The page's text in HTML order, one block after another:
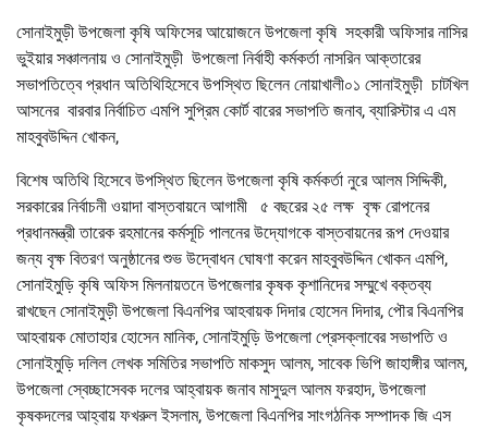
সোনাইমুড়ী উপজেলা কৃষি অফিসের আয়োজনে উপজেলা কৃষি সহকারী অফিসার নাসির
ভুইয়ার সঞ্চালনায় ও সোনাইমুড়ী উপজেলা নির্বাহী কর্মকর্তা নাসরিন আক্তারের
সভাপতিত্বে প্রধান অতিথিহিসেবে উপস্থিত ছিলেন নোয়াখালী০১ সোনাইমুড়ী চাটখিল
আসনের বারবার নির্বাচিত এমপি সুপ্রিম কোর্ট বারের সভাপতি জনাব, ব্যারিস্টার এ এম
মাহবুবউদ্দিন খোকন,
বিশেষ অতিথি হিসেবে উপস্থিত ছিলেন উপজেলা কৃষি কর্মকর্তা নুরে আলম সিদ্দিকী,
সরকারের নির্বাচনী ওয়াদা বাস্তবায়নে আগামী ৫ বছরের ২৫ লক্ষ বৃক্ষ রোপনের
প্রধানমন্ত্রী তারেক রহমানের কর্মসূচি পালনের উদ্যোগকে বাস্তবায়নের রূপ দেওয়ার
জন্য বৃক্ষ বিতরণ অনুষ্ঠানের শুভ উদ্বোধন ঘোষণা করেন মাহবুবউদ্দিন খোকন এমপি,
সোনাইমুড়ি কৃষি অফিস মিলনায়তনে উপজেলার কৃষক কৃশানিদের সম্মুখে বক্তব্য
রাখছেন সোনাইমুড়ী উপজেলা বিএনপির আহবায়ক দিদার হোসেন দিদার, পৌর বিএনপির
আহবায়ক মোতাহার হোসেন মানিক, সোনাইমুড়ি উপজেলা প্রেসক্লাবের সভাপতি ও
সোনাইমুড়ি দলিল লেখক সমিতির সভাপতি মাকসুদ আলম, সাবেক ভিপি জাহাঙ্গীর আলম,
উপজেলা স্বেচ্ছাসেবক দলের আহ্বায়ক জনাব মাসুদুল আলম ফরহাদ, উপজেলা
কৃষকদলের আহ্বায় ফখরুল ইসলাম, উপজেলা বিএনপির সাংগঠনিক সম্পাদক জি এস